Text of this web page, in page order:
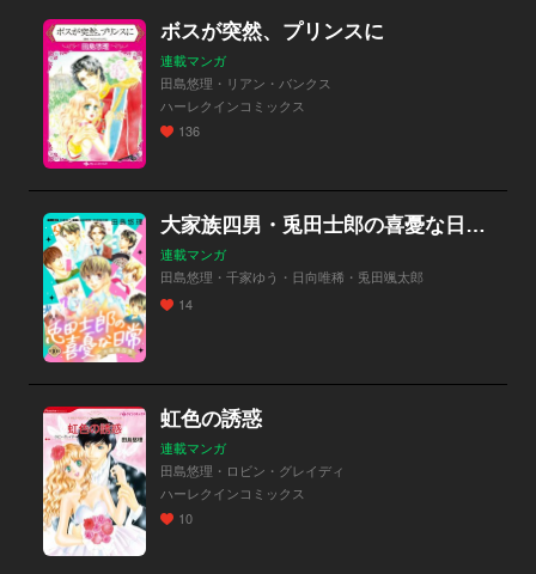
ボスが突然、プリンスに
連載マンガ
田島悠理・リアン・バンクス
ハーレクインコミックス
136
大家族四男・兎田士郎の喜憂な日常【単話版】
連載マンガ
田島悠理・千家ゆう・日向唯稀・兎田颯太郎
14
虹色の誘惑
連載マンガ
田島悠理・ロビン・グレイディ
ハーレクインコミックス
10